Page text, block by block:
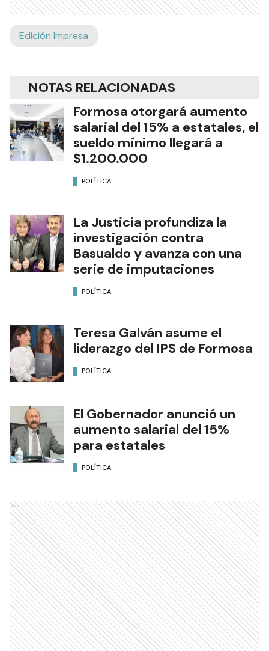
Edición Impresa
NOTAS RELACIONADAS
Formosa otorgará aumento
salarial del 15% a estatales, el
sueldo mínimo llegará a
$1.200.000
POLÍTICA
La Justicia profundiza la
investigación contra
Basualdo y avanza con una
serie de imputaciones
POLÍTICA
Teresa Galván asume el
liderazgo del IPS de Formosa
POLÍTICA
El Gobernador anunció un
aumento salarial del 15%
para estatales
POLÍTICA
Ads